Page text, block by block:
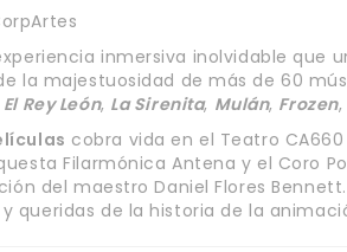
inmersiva inolvidable que
la majestuosidad de más de 60
El Rey León, La Sirenita, Mulán, Frozen,
cobra vida en el Teatro
Filarmónica Antena y el Coro
del maestro Daniel Flores
queridas de la historia de la